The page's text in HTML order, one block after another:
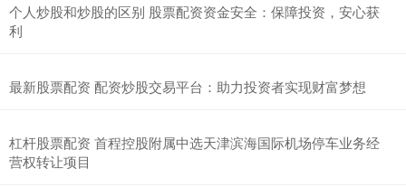
个人炒股和炒股的区别 股票配资资金安全：保障投资，安心获
利
最新股票配资 配资炒股交易平台：助力投资者实现财富梦想
杠杆股票配资 首程控股附属中选天津滨海国际机场停车业务经
营权转让项目